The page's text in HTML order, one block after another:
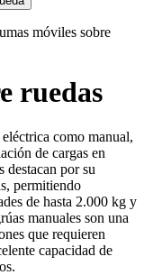
móviles sobre
ruedas
como manual,
de cargas en
destacan por su
permitiendo
de hasta 2.000 kg y
manuales son una
que requieren
capacidad de